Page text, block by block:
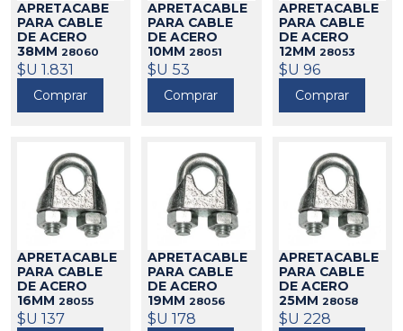
APRETACABE
PARA CABLE
DE ACERO
38MM 28060
$U 1.831
Comprar
APRETACABLE
PARA CABLE
DE ACERO
10MM28051
$U 53
Comprar
APRETACABLE
PARA CABLE
DE ACERO
12MM 28053
$U 96
Comprar
APRETACABLE
PARA CABLE
DE ACERO
16MM 28055
$U 137
APRETACABLE
PARA CABLE
DE ACERO
19MM28056
$U 178
APRETACABLE
PARA CABLE
DE ACERO
25MM 28058
$U 228